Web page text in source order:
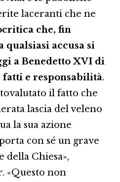
laceranti che ne
che, fin
qualsiasi accusa si
a Benedetto XVI di
e responsabilità.
il fatto che
lascia del veleno
la sua azione
con sé un grave
della Chiesa»,
«Questo non